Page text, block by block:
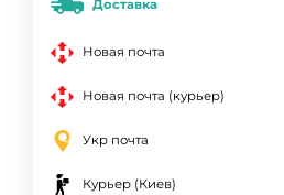
Доставка
Новая почта
Новая почта (курьер)
Укр почта
Курьер (Киев)